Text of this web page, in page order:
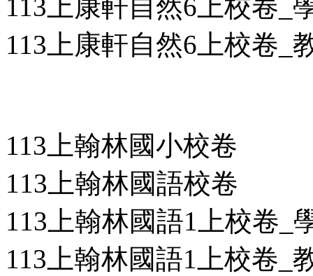
113上康軒自然6上校卷_
113上康軒自然6上校卷_
113上翰林國小校卷
113上翰林國語校卷
113上翰林國語1上校卷_
113上翰林國語1上校卷_